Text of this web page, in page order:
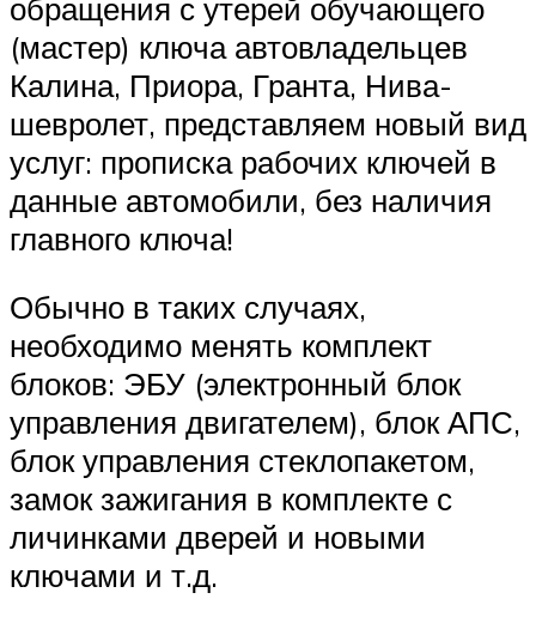
обращения с утерей обучающего
(мастер) ключа автовладельцев
Калина, Приора, Гранта, Нива-
шевролет, представляем новый вид
услуг: прописка рабочих ключей в
данные автомобили, без наличия
главного ключа!
Обычно в таких случаях,
необходимо менять комплект
блоков: ЭБУ (электронный блок
управления двигателем), блок АПС,
блок управления стеклопакетом,
замок зажигания в комплекте с
личинками дверей и новыми
ключами и т.д.